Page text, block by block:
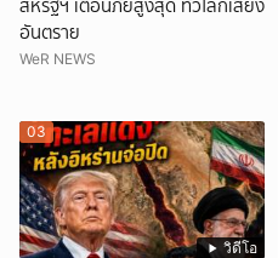
สหรัฐฯ เตือนภัยสูงสุด ทั่วโลกเสี่ยง
อันตราย
WeR NEWS
วิดีโอ
03